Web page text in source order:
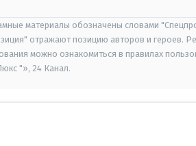
материалы обозначены словами
отражают позицию авторов и героев.
можно ознакомиться в правилах
"», 24 Канал.